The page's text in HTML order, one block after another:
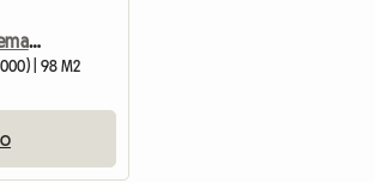
F3 En Alquiler - Amplio Remanso De Paz Con Terraza Y Jardín C
| 98 M2